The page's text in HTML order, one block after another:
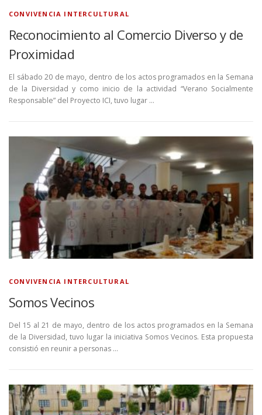
CONVIVENCIA INTERCULTURAL
Reconocimiento al Comercio Diverso y de
Proximidad
El sábado 20 de mayo, dentro de los actos programados en la Semana
de la Diversidad y como inicio de la actividad “Verano Socialmente
Responsable” del Proyecto ICI, tuvo lugar …
CONVIVENCIA INTERCULTURAL
Somos Vecinos
Del 15 al 21 de mayo, dentro de los actos programados en la Semana
de la Diversidad, tuvo lugar la iniciativa Somos Vecinos. Esta propuesta
consistió en reunir a personas …